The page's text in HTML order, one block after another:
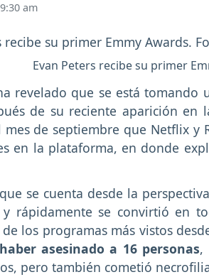
am
Evan Peters recibe su primer
revelado que se está
de su reciente aparición en
de septiembre que Netflix y
en la plataforma, en donde
se cuenta desde la
y rápidamente se convirtió en
los programas más vistos
asesinado a 16 personas,
pero también cometió